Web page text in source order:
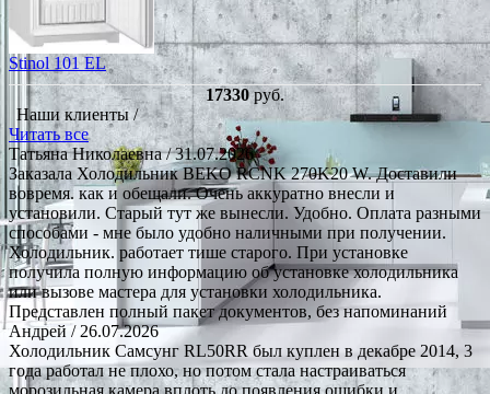
Stinol 101 EL
17330руб.
Наши клиенты /
Читать все
Татьяна Николаевна/ 31.07.2026
Заказала Холодильник BEKO RCNK 270K20 W. Доставили
вовремя. как и обещали. Очень аккуратно внесли и
установили. Старый тут же вынесли. Удобно. Оплата разными
способами - мне было удобно наличными при получении.
Холодильник. работает тише старого. При установке
получила полную информацию об установке холодильника
или вызове мастера для установки холодильника.
Представлен полный пакет документов, без напоминаний
Андрей / 26.07.2026
Холодильник Самсунг RL50RR был куплен в декабре 2014, 3
года работал не плохо, но потом стала настраиваться
морозильная камера вплоть до появления ошибки и